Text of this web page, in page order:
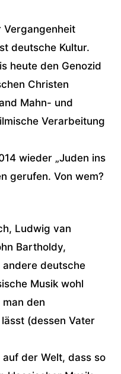
Vergangenheit
deutsche Kultur.
heute den Genozid
Christen
Mahn- und
Verarbeitung
wieder „Juden ins
gerufen. Von wem?
Ludwig van
Bartholdy,
andere deutsche
Musik wohl
den
(dessen Vater
der Welt, dass so